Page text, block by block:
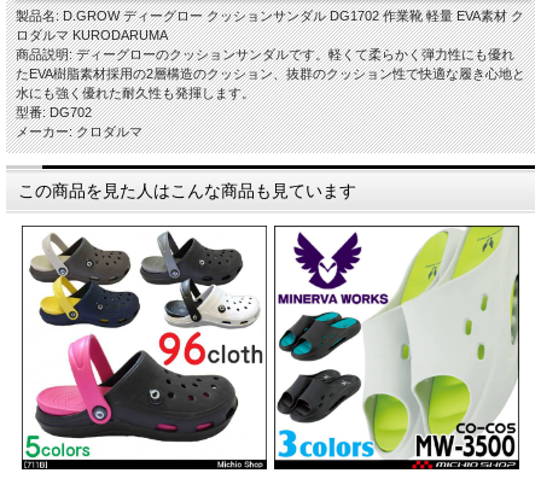
製品名: D.GROW ディーグロー クッションサンダル DG1702 作業靴 軽量 EVA素材 ク
ロダルマ KURODARUMA
商品説明: ディーグローのクッションサンダルです。軽くて柔らかく弾力性にも優れ
たEVA樹脂素材採用の2層構造のクッション、抜群のクッション性で快適な履き心地と
水にも強く優れた耐久性も発揮します。
型番: DG702
メーカー: クロダルマ
この商品を見た人はこんな商品も見ています